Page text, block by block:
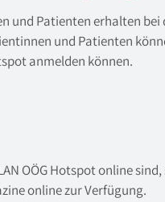
und Patienten erhalten bei
und Patienten
anmelden können.
OÖG Hotspot online
online zur Verfügung.